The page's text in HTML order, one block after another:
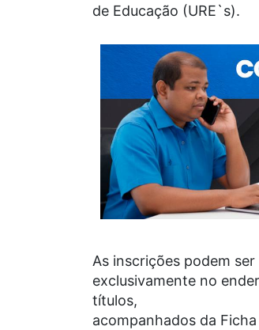
de Educação (URE`s).
As inscrições podem
exclusivamente no
títulos,
acompanhados da